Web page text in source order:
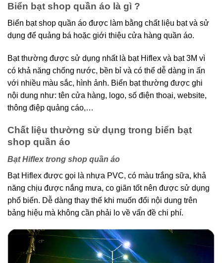
Biển bạt shop quần áo là gì ?
Biển bạt shop quần áo được làm bằng chất liệu bạt và sử
dụng để quảng bá hoặc giới thiệu cửa hàng quần áo.
Bạt thường được sử dụng nhất là bạt Hiflex và bạt 3M vì
có khả năng chống nước, bền bỉ và có thể dễ dàng in ấn
với nhiều màu sắc, hình ảnh. Biển bạt thường được ghi
nội dung như: tên cửa hàng, logo, số điện thoại, website,
thông điệp quảng cáo,…
Chất liệu thường sử dụng trong biển bạt
shop quần áo
Bạt Hiflex trong shop quần áo
Bạt Hiflex được gọi là nhựa PVC, có màu trắng sữa, khả
năng chịu được nắng mưa, co giãn tốt nên được sử dụng
phổ biến. Dễ dàng thay thế khi muốn đổi nội dung trên
bảng hiệu mà không cần phải lo về vấn đề chi phí.